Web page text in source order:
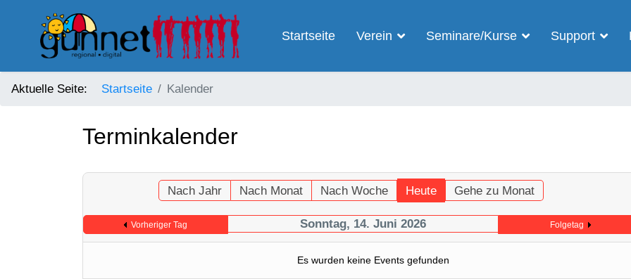
Startseite Verein Seminare/Kurse Support
Aktuelle Seite: Startseite Kalender
Terminkalender
Nach Jahr Nach Monat Nach Woche Heute Gehe zu Monat
Vorheriger Tag Sonntag, 14. Juni 2026 Folgetag
Es wurden keine Events gefunden